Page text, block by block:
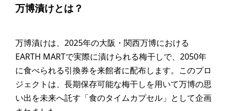
万博漬けとは？
万博漬けは、2025年の大阪・関西万博における
EARTH MARTで実際に漬けられる梅干しで、2050年
に食べられる引換券を来館者に配布します。このプロ
ジェクトは、長期保存可能な梅干しを用いて万博の思
い出を未来へ託す「食のタイムカプセル」として企画